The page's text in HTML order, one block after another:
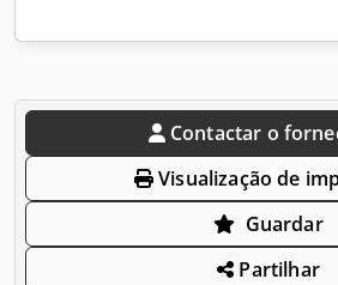
Contactar o
Visualização de
Guardar
Partilhar